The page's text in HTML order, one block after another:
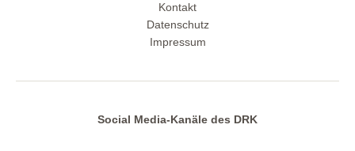
Kontakt
Datenschutz
Impressum
Social Media-Kanäle des DRK